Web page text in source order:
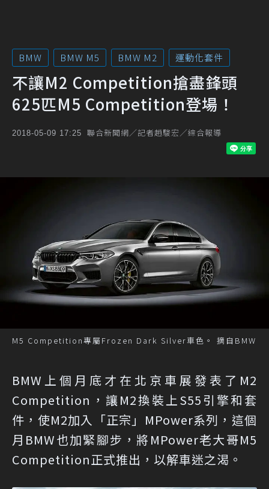
BMW BMW M5 BMW M2 運動化套件
不讓M2 Competition搶盡鋒頭
625匹M5 Competition登場！
2018-05-09 17:25 聯合新聞網／記者趙駿宏／綜合報導
M5 Competition專屬Frozen Dark Silver車色。 摘自BMW
BMW上個月底才在北京車展發表了M2
Competition，讓M2換裝上S55引擎和套
件，使M2加入「正宗」MPower系列，這個
月BMW也加緊腳步，將MPower老大哥M5
Competition正式推出，以解車迷之渴。